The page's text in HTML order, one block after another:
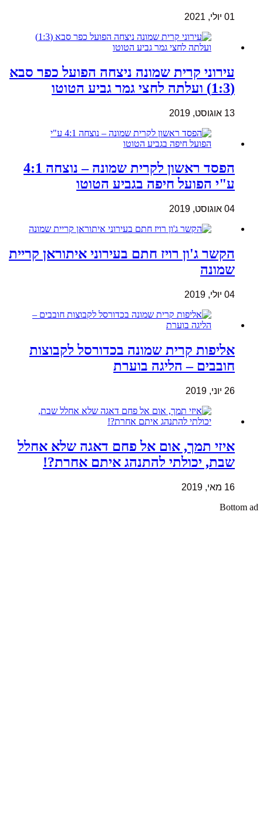
01 יולי, 2021
עירוני קרית שמונה ניצחה הפועל כפר סבא
(1:3) ועלתה לחצי גמר גביע הטוטו
13 אוגוסט, 2019
הפסד ראשון לקרית שמונה – נוצחה 4:1
ע"י הפועל חיפה בגביע הטוטו
04 אוגוסט, 2019
הקשר ג'ון רויז חתם בעירוני איתוראן קריית
שמונה
04 יולי, 2019
אליפות קרית שמונה בכדורסל לקבוצות
חובבים – הליגה בוערת
26 יוני, 2019
איזי תמך, אום אל פחם דאגה שלא אחלל
שבת, יכולתי להתנהג איתם אחרת?!
16 מאי, 2019
Bottom ad